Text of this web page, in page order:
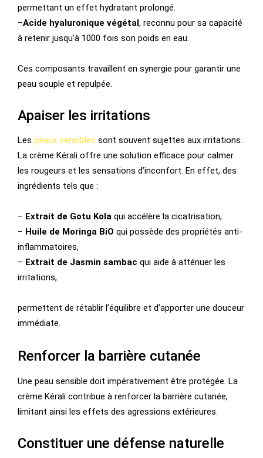
permettant un effet hydratant prolongé.
–Acide hyaluronique végétal, reconnu pour sa capacité
à retenir jusqu’à 1000 fois son poids en eau.
Ces composants travaillent en synergie pour garantir une
peau souple et repulpée.
Apaiser les irritations
Les peaux sensibles sont souvent sujettes aux irritations.
La crème Kérali offre une solution efficace pour calmer
les rougeurs et les sensations d’inconfort. En effet, des
ingrédients tels que :
– Extrait de Gotu Kola qui accélère la cicatrisation,
– Huile de Moringa BiO qui possède des propriétés anti-
inflammatoires,
– Extrait de Jasmin sambac qui aide à atténuer les
irritations,
permettent de rétablir l’équilibre et d’apporter une douceur
immédiate.
Renforcer la barrière cutanée
Une peau sensible doit impérativement être protégée. La
crème Kérali contribue à renforcer la barrière cutanée,
limitant ainsi les effets des agressions extérieures.
Constituer une défense naturelle